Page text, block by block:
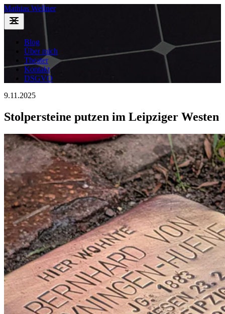
Mathias Wellner
Blog
Über mich
Theater
Kontakt
DSGVO
9.11.2025
Stolpersteine putzen im Leipziger Westen